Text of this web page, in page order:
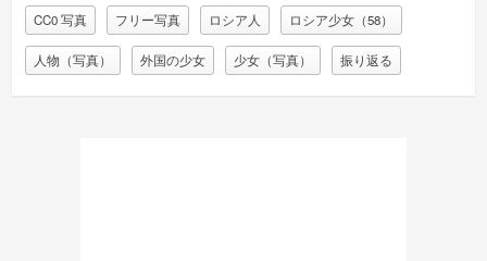
CC0 写真 フリー写真 ロシア人 ロシア少女（58）
人物（写真） 外国の少女 少女（写真） 振り返る